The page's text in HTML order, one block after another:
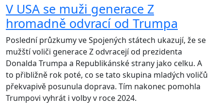
V USA se muži generace Z
hromadně odvrací od Trumpa
Poslední průzkumy ve Spojených státech ukazují, že se
mužští voliči generace Z odvracejí od prezidenta
Donalda Trumpa a Republikánské strany jako celku. A
to přibližně rok poté, co se tato skupina mladých voličů
překvapivě posunula doprava. Tím nakonec pomohla
Trumpovi vyhrát i volby v roce 2024.